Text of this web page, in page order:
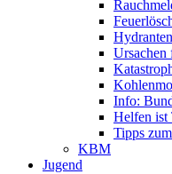
Ursachen
Info:
Helfen ist
Tipps
KBM
Jugend